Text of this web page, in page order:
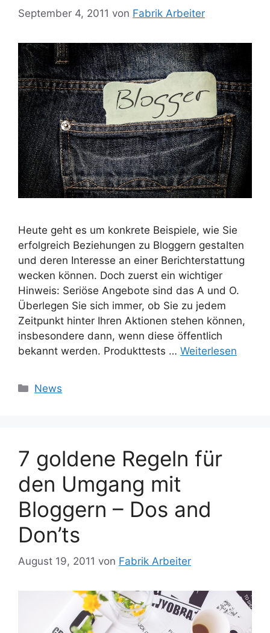
September 4, 2011 von Fabrik Arbeiter
Heute geht es um konkrete Beispiele, wie Sie
erfolgreich Beziehungen zu Bloggern gestalten
und deren Interesse an einer Berichterstattung
wecken können. Doch zuerst ein wichtiger
Hinweis: Seriöse Angebote sind das A und O.
Überlegen Sie sich immer, ob Sie zu jedem
Zeitpunkt hinter Ihren Aktionen stehen können,
insbesondere dann, wenn diese öffentlich
bekannt werden. Produkttests … Weiterlesen
Kategorien
News
7 goldene Regeln für
den Umgang mit
Bloggern – Dos and
Don’ts
August 19, 2011 von Fabrik Arbeiter